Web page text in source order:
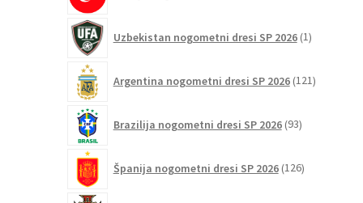
Uzbekistan nogometni dresi SP 2026 1izdelek
Argentina nogometni dresi SP 2026 121izdelkov
Brazilija nogometni dresi SP 2026 93izdelkov
Španija nogometni dresi SP 2026 126izdelkov